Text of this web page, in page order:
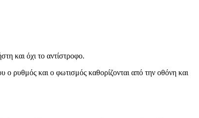
και όχι το αντίστροφο.
ρυθμός και ο φωτισμός καθορίζονται από την οθόνη και